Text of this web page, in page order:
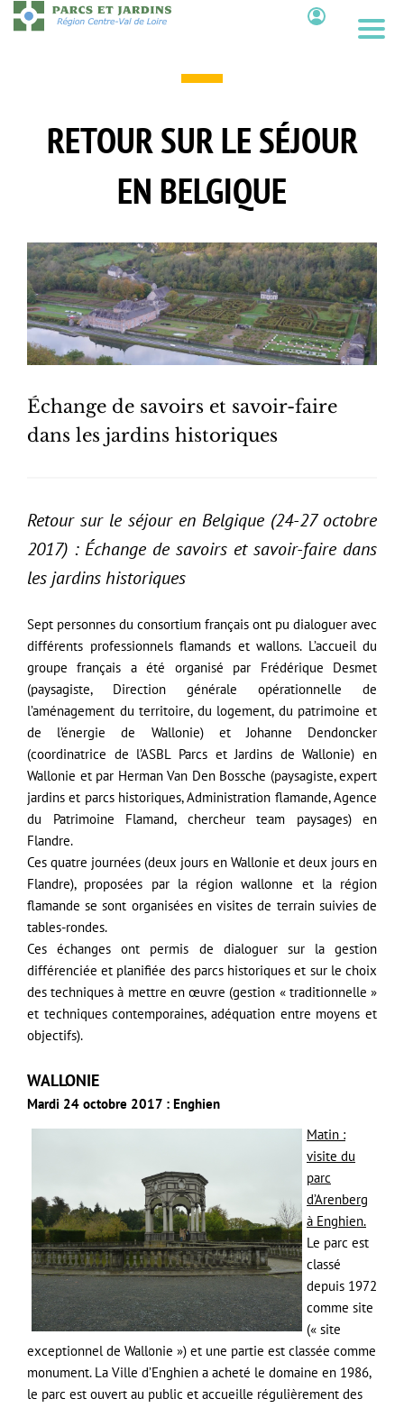
Aller
au
RETOUR SUR LE SÉJOUR
EN BELGIQUE
Échange de savoirs et savoir-faire
dans les jardins historiques
Retour sur le séjour en Belgique (24-27 octobre
2017) : Échange de savoirs et savoir-faire dans
les jardins historiques
Sept personnes du consortium français ont pu dialoguer avec
différents professionnels flamands et wallons. L’accueil du
groupe français a été organisé par Frédérique Desmet
(paysagiste, Direction générale opérationnelle de
l’aménagement du territoire, du logement, du patrimoine et
de l’énergie de Wallonie) et Johanne Dendoncker
(coordinatrice de l’ASBL Parcs et Jardins de Wallonie) en
Wallonie et par Herman Van Den Bossche (paysagiste, expert
jardins et parcs historiques, Administration flamande, Agence
du Patrimoine Flamand, chercheur team paysages) en
Flandre.
Ces quatre journées (deux jours en Wallonie et deux jours en
Flandre), proposées par la région wallonne et la région
flamande se sont organisées en visites de terrain suivies de
tables-rondes.
Ces échanges ont permis de dialoguer sur la gestion
différenciée et planifiée des parcs historiques et sur le choix
des techniques à mettre en œuvre (gestion « traditionnelle »
et techniques contemporaines, adéquation entre moyens et
objectifs).
WALLONIE
Mardi 24 octobre 2017 : Enghien
Matin :
visite du
parc
d’Arenberg
à Enghien.
Le parc est
classé
depuis 1972
comme site
(« site
exceptionnel de Wallonie ») et une partie est classée comme
monument. La Ville d’Enghien a acheté le domaine en 1986,
le parc est ouvert au public et accueille régulièrement des